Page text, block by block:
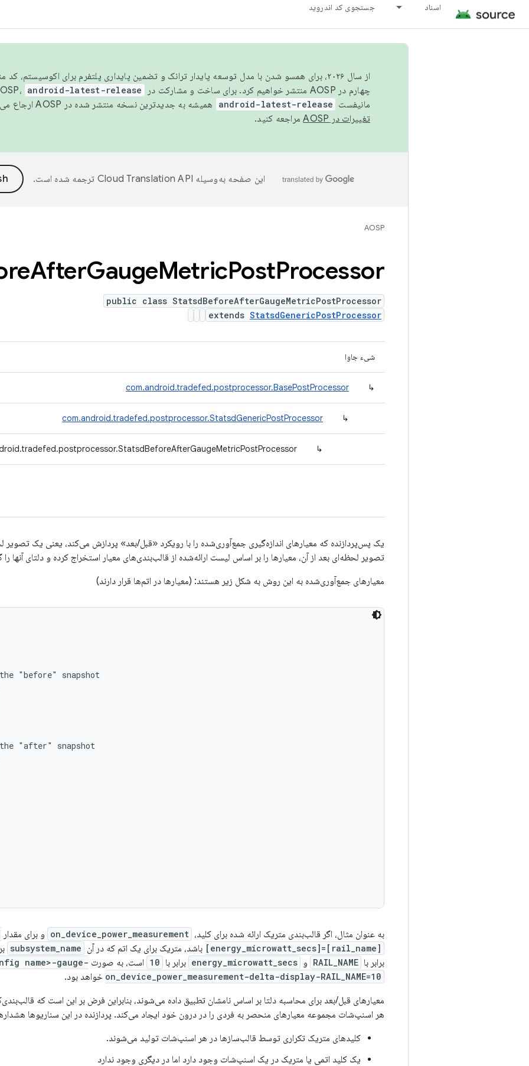
اسناد جستجوی کد اندروید
از سال ۲۰۲۶، برای همسو شدن با مدل توسعه پایدار ترانک و تضمین پایداری پلتفرم برای اکوسیستم،
چهارم در AOSP منتشر خواهیم کرد. برای ساخت و مشارکت در AOSP،
android-latest-release
مانیفست android-latest-release
همیشه به جدیدترین نسخه منتشر شده در AOSP ارجاع می‌دهد. برای اطلاعات بیشتر، به
تغییرات در AOSP
مراجعه کنید.
این صفحه به‌وسیله ترجمه شده است.
AOSP
AfterGaugeMetricPostProcessor
public class StatsdBeforeAfterGaugeMetricPostProcessor
extends StatsdGenericPostProcessor
شیء جاوا
↳
com.android.tradefed.postprocessor.BasePostProcessor
↳
com.android.tradefed.postprocessor.StatsdGenericPostProcessor
↳
یک پس‌پردازنده که معیارهای اندازه‌گیری جمع‌آوری‌شده را با رویکرد «قبل/بعد» پردازش می‌کند، یعنی یک
تصویر لحظه‌ای بعد از آن، معیارها را بر اساس لیست ارائه‌شده از قالب‌بندی‌های معیار استخراج کرده و دلتای آنها
معیارهای جمع‌آوری‌شده به این روش به شکل زیر هستند: (معیارها در اتم‌ها قرار دارند)
"before" snapshot
"after" snapshot
به عنوان مثال، اگر قالب‌بندی متریک ارائه شده برای کلید، on_device_power_measurement و برای مقدار
[rail_name]=[energy_microwatt_secs]
باشد، متریک برای یک اتم که در آن subsystem_name
برابر با RAIL_NAME و energy_microwatt_secs برابر با 10 است، به صورت name>-gauge-
on_device_power_measurement-delta-display-RAIL_NAME=10 خواهد بود.
معیارهای قبل/بعد برای محاسبه دلتا بر اساس نامشان تطبیق داده می‌شوند، بنابراین فرض بر این است که
هر اسنپ‌شات مجموعه معیارهای منحصر به فردی را در درون خود ایجاد می‌کند. پردازنده در این سناریوها
کلیدهای متریک تکراری توسط قالب‌سازها در هر اسنپ‌شات تولید می‌شوند.
یک کلید اتمی یا متریک در یک اسنپ‌شات وجود دارد اما در دیگری وجود ندارد